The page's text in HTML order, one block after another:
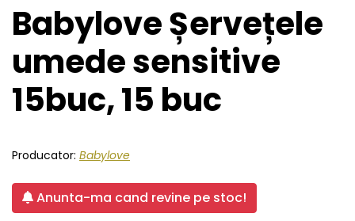
Babylove Șervețele
umede sensitive
15buc, 15 buc
Producator: Babylove
Anunta-ma cand revine pe stoc!